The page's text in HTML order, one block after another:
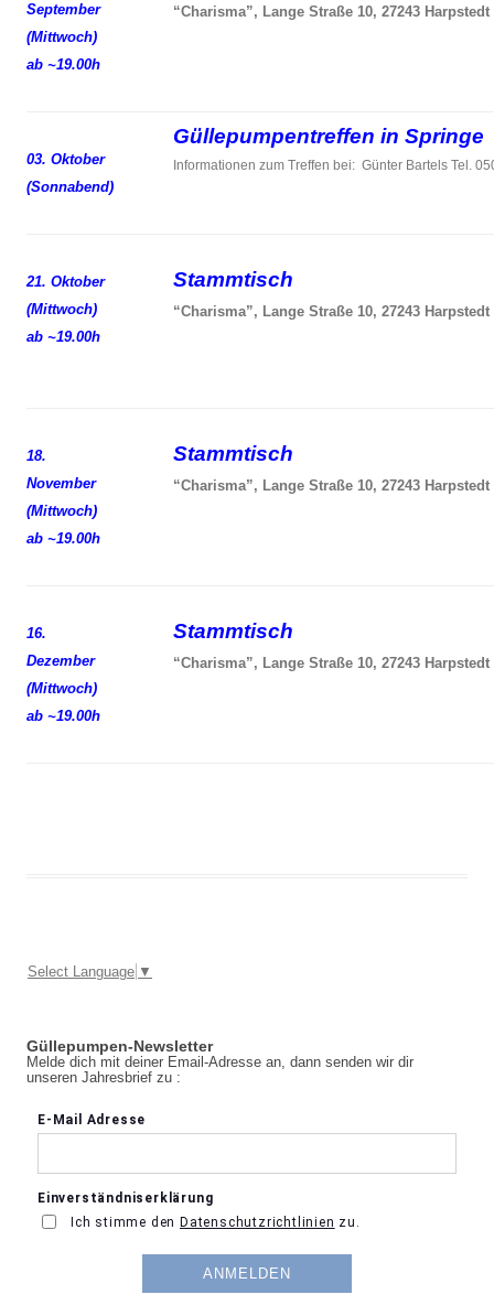
September
(Mittwoch)
ab ~19.00h
“Charisma”, Lange Straße 10, 27243 Harpstedt
03. Oktober
(Sonnabend)
Güllepumpentreffen in Springe
Informationen zum Treffen bei: Günter Bartels Tel.
21. Oktober
(Mittwoch)
ab ~19.00h
Stammtisch
“Charisma”, Lange Straße 10, 27243 Harpstedt
18.
November
(Mittwoch)
ab ~19.00h
Stammtisch
“Charisma”, Lange Straße 10, 27243 Harpstedt
16.
Dezember
(Mittwoch)
ab ~19.00h
Stammtisch
“Charisma”, Lange Straße 10, 27243 Harpstedt
Select Language ▼
Güllepumpen-Newsletter
Melde dich mit deiner Email-Adresse an, dann senden wir dir
unseren Jahresbrief zu :